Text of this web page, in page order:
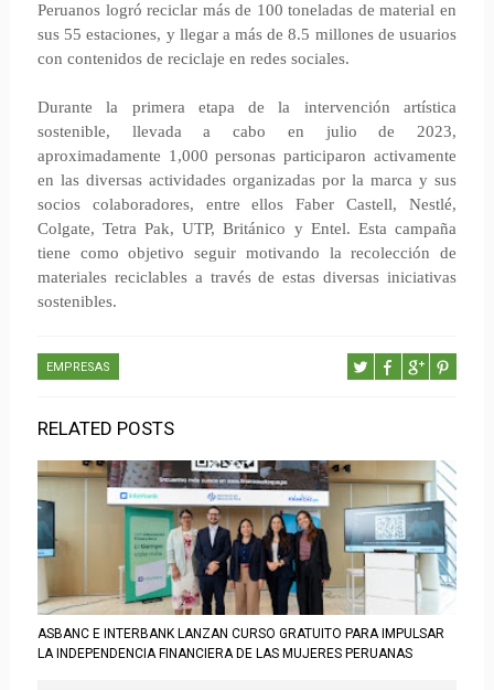
Peruanos logró reciclar más de 100 toneladas de material en
sus 55 estaciones, y llegar a más de 8.5 millones de usuarios
con contenidos de reciclaje en redes sociales.
Durante la primera etapa de la intervención artística
sostenible, llevada a cabo en julio de 2023,
aproximadamente 1,000 personas participaron activamente
en las diversas actividades organizadas por la marca y sus
socios colaboradores, entre ellos Faber Castell, Nestlé,
Colgate, Tetra Pak, UTP, Británico y Entel. Esta campaña
tiene como objetivo seguir motivando la recolección de
materiales reciclables a través de estas diversas iniciativas
sostenibles.
EMPRESAS
RELATED POSTS
ASBANC E INTERBANK LANZAN CURSO GRATUITO PARA IMPULSAR
LA INDEPENDENCIA FINANCIERA DE LAS MUJERES PERUANAS